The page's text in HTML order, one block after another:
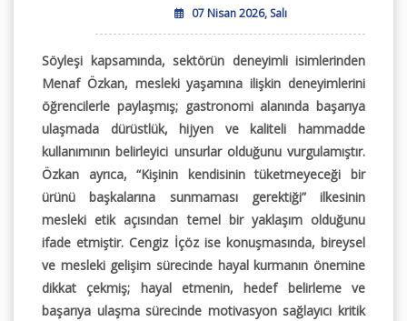
07 Nisan 2026, Salı
Söyleşi kapsamında, sektörün deneyimli isimlerinden
Menaf Özkan, mesleki yaşamına ilişkin deneyimlerini
öğrencilerle paylaşmış; gastronomi alanında başarıya
ulaşmada dürüstlük, hijyen ve kaliteli hammadde
kullanımının belirleyici unsurlar olduğunu vurgulamıştır.
Özkan ayrıca, “Kişinin kendisinin tüketmeyeceği bir
ürünü başkalarına sunmaması gerektiği” ilkesinin
mesleki etik açısından temel bir yaklaşım olduğunu
ifade etmiştir. Cengiz İçöz ise konuşmasında, bireysel
ve mesleki gelişim sürecinde hayal kurmanın önemine
dikkat çekmiş; hayal etmenin, hedef belirleme ve
başarıya ulaşma sürecinde motivasyon sağlayıcı kritik